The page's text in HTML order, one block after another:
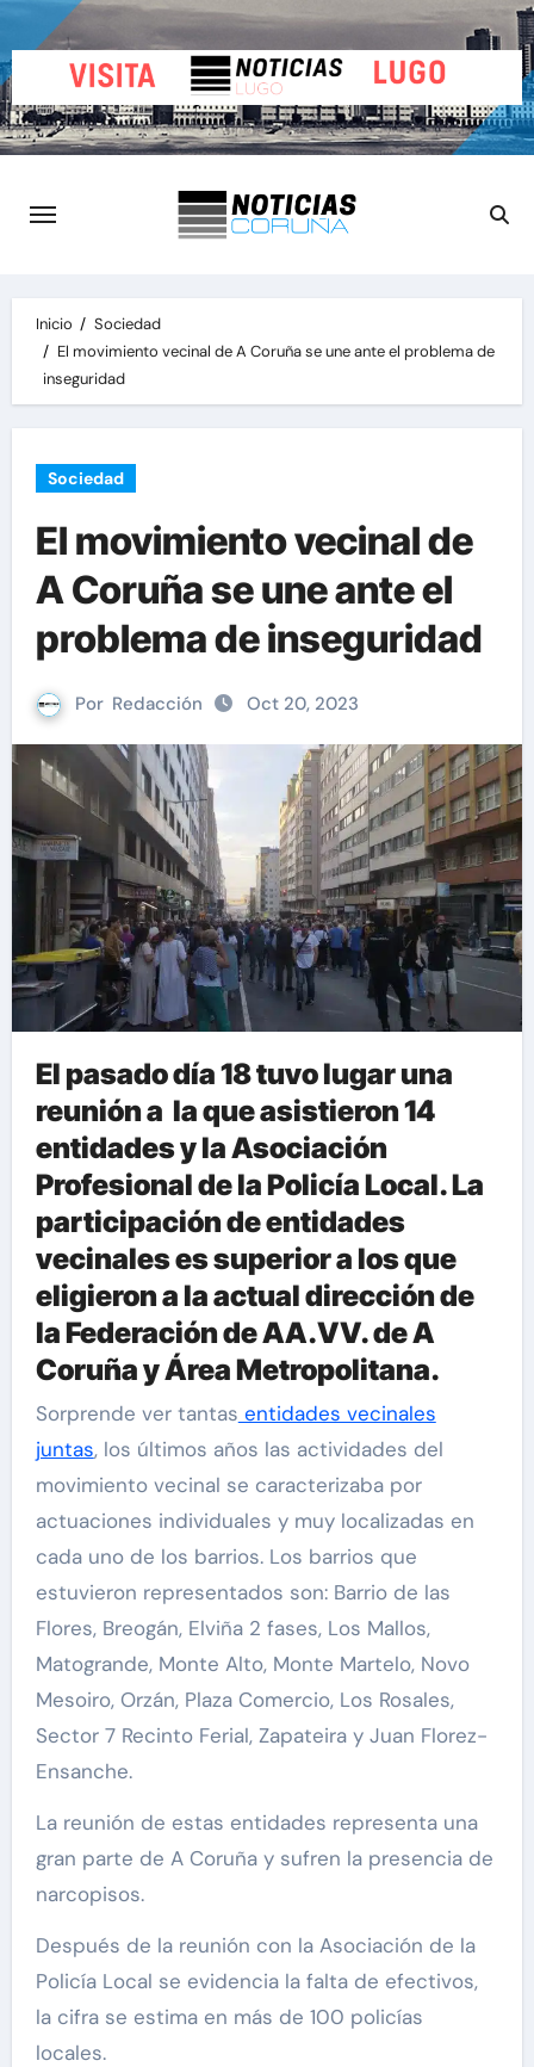
al
contenido
Inicio
Sociedad
El movimiento vecinal de A Coruña se une ante el problema de
inseguridad
Sociedad
El movimiento vecinal de
A Coruña se une ante el
problema de inseguridad
Por Redacción Oct 20, 2023
El pasado día 18 tuvo lugar una
reunión a la que asistieron 14
entidades y la Asociación
Profesional de la Policía Local. La
participación de entidades
vecinales es superior a los que
eligieron a la actual dirección de
la Federación de AA.VV. de A
Coruña y Área Metropolitana.
Sorprende ver tantas entidades vecinales
juntas, los últimos años las actividades del
movimiento vecinal se caracterizaba por
actuaciones individuales y muy localizadas en
cada uno de los barrios. Los barrios que
estuvieron representados son: Barrio de las
Flores, Breogán, Elviña 2 fases, Los Mallos,
Matogrande, Monte Alto, Monte Martelo, Novo
Mesoiro, Orzán, Plaza Comercio, Los Rosales,
Sector 7 Recinto Ferial, Zapateira y Juan Florez-
Ensanche.
La reunión de estas entidades representa una
gran parte de A Coruña y sufren la presencia de
narcopisos.
Después de la reunión con la Asociación de la
Policía Local se evidencia la falta de efectivos,
la cifra se estima en más de 100 policías
locales.